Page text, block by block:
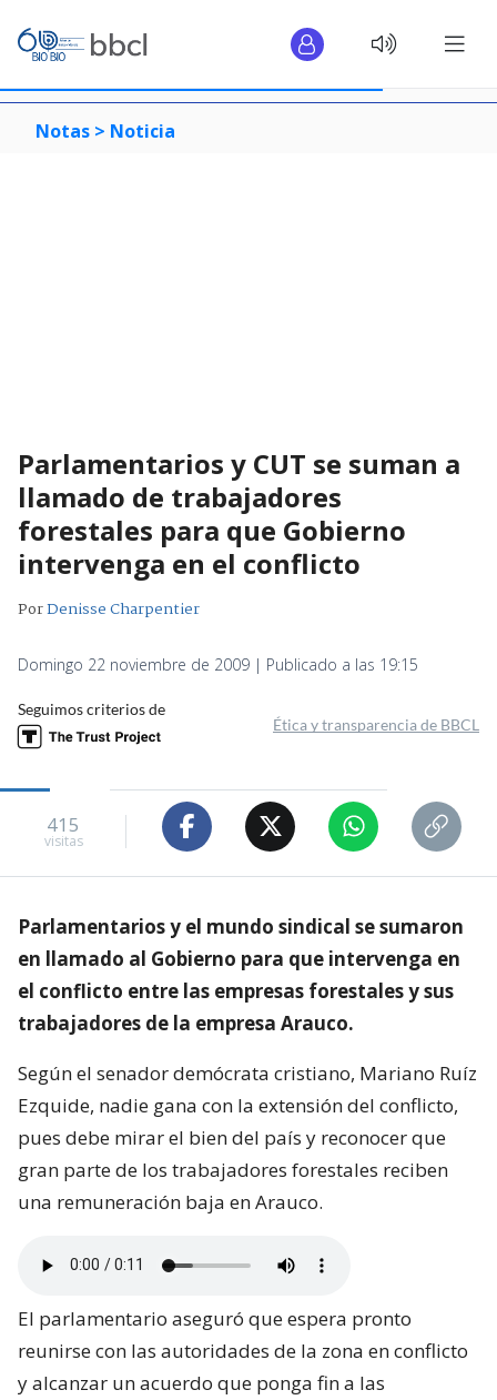
Notas > Noticia
Parlamentarios y CUT se suman a
llamado de trabajadores
forestales para que Gobierno
intervenga en el conflicto
PorDenisse Charpentier
Domingo 22 noviembre de 2009 | Publicado a las 19:15
Seguimos criterios de
Ética y transparencia de BBCL
415
visitas
Parlamentarios y el mundo sindical se sumaron
en llamado al Gobierno para que intervenga en
el conflicto entre las empresas forestales y sus
trabajadores de la empresa Arauco.
Según el senador demócrata cristiano, Mariano Ruíz
Ezquide, nadie gana con la extensión del conflicto,
pues debe mirar el bien del país y reconocer que
gran parte de los trabajadores forestales reciben
una remuneración baja en Arauco.
El parlamentario aseguró que espera pronto
reunirse con las autoridades de la zona en conflicto
y alcanzar un acuerdo que ponga fin a las